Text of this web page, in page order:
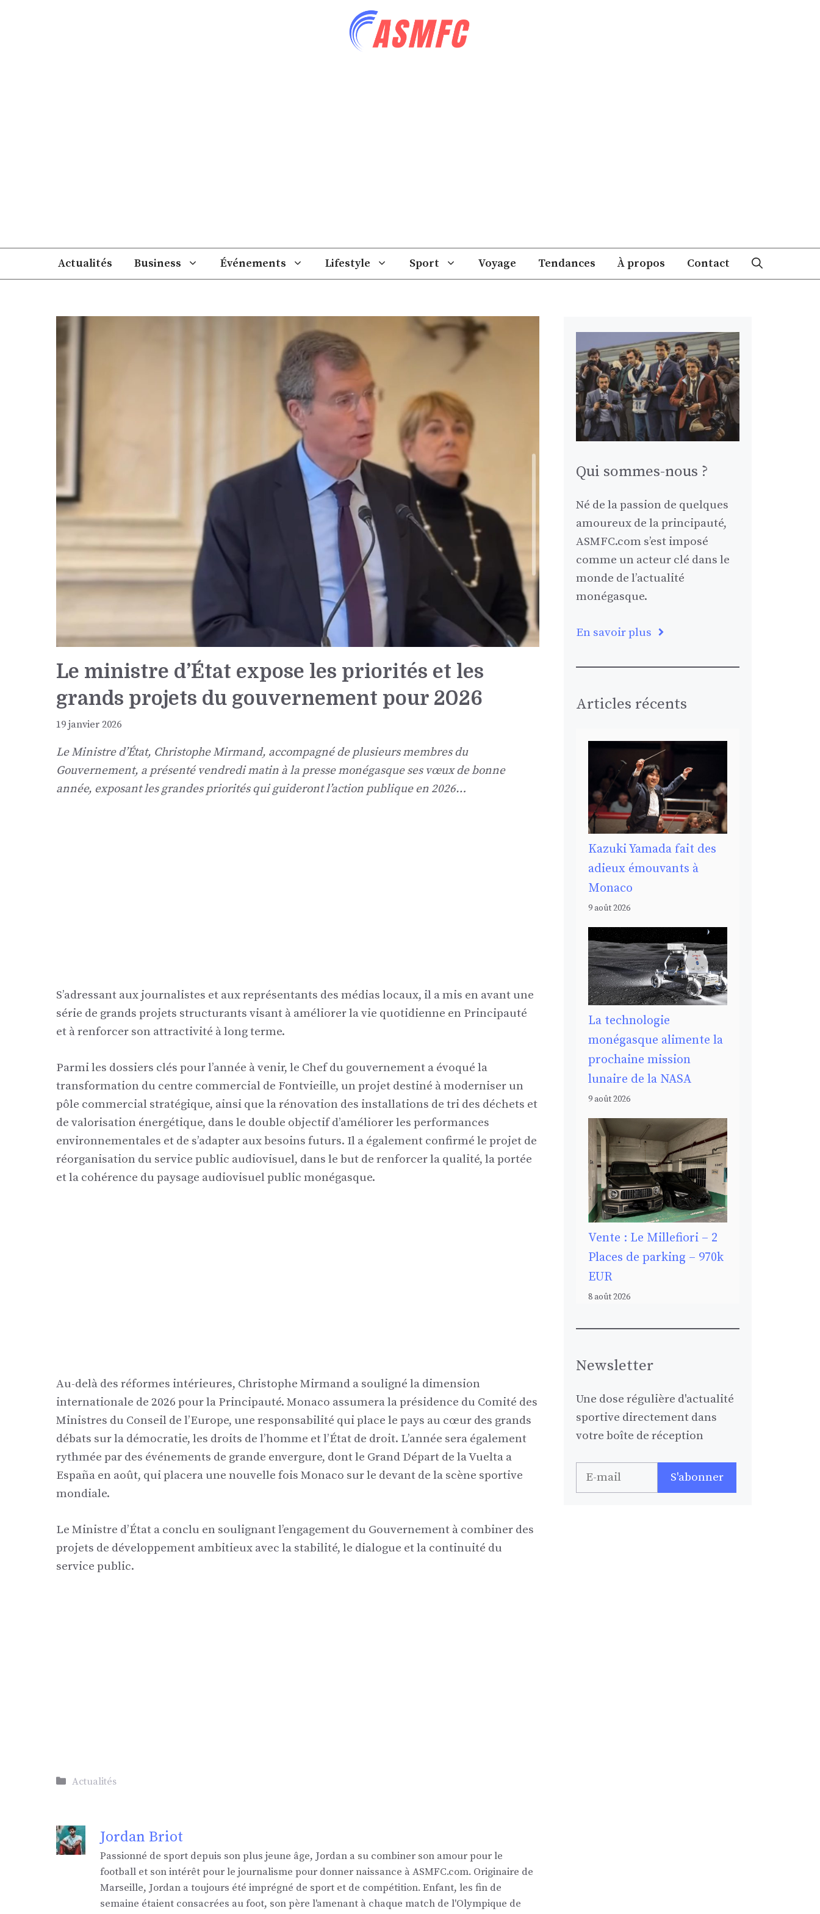
Actualités Business Événements Lifestyle Sport Voyage Tendances À propos Contact
Le ministre d’État expose les priorités et les
grands projets du gouvernement pour 2026
19 janvier 2026
Le Ministre d’État, Christophe Mirmand, accompagné de plusieurs membres du
Gouvernement, a présenté vendredi matin à la presse monégasque ses vœux de bonne
année, exposant les grandes priorités qui guideront l’action publique en 2026…
S’adressant aux journalistes et aux représentants des médias locaux, il a mis en avant une
série de grands projets structurants visant à améliorer la vie quotidienne en Principauté
et à renforcer son attractivité à long terme.
Parmi les dossiers clés pour l’année à venir, le Chef du gouvernement a évoqué la
transformation du centre commercial de Fontvieille, un projet destiné à moderniser un
pôle commercial stratégique, ainsi que la rénovation des installations de tri des déchets et
de valorisation énergétique, dans le double objectif d’améliorer les performances
environnementales et de s’adapter aux besoins futurs. Il a également confirmé le projet de
réorganisation du service public audiovisuel, dans le but de renforcer la qualité, la portée
et la cohérence du paysage audiovisuel public monégasque.
Au-delà des réformes intérieures, Christophe Mirmand a souligné la dimension
internationale de 2026 pour la Principauté. Monaco assumera la présidence du Comité des
Ministres du Conseil de l’Europe, une responsabilité qui place le pays au cœur des grands
débats sur la démocratie, les droits de l’homme et l’État de droit. L’année sera également
rythmée par des événements de grande envergure, dont le Grand Départ de la Vuelta a
España en août, qui placera une nouvelle fois Monaco sur le devant de la scène sportive
mondiale.
Le Ministre d’État a conclu en soulignant l’engagement du Gouvernement à combiner des
projets de développement ambitieux avec la stabilité, le dialogue et la continuité du
service public.
Catégories
Actualités
Jordan Briot
Passionné de sport depuis son plus jeune âge, Jordan a su combiner son amour pour le
football et son intérêt pour le journalisme pour donner naissance à ASMFC.com. Originaire de
Marseille, Jordan a toujours été imprégné de sport et de compétition. Enfant, les fin de
semaine étaient consacrées au foot, son père l'amenant à chaque match de l'Olympique de
Qui sommes-nous ?
Né de la passion de quelques
amoureux de la principauté,
ASMFC.com s’est imposé
comme un acteur clé dans le
monde de l’actualité
monégasque.
En savoir plus
Articles récents
Kazuki Yamada fait des
adieux émouvants à
Monaco
9 août 2026
La technologie
monégasque alimente la
prochaine mission
lunaire de la NASA
9 août 2026
Vente : Le Millefiori – 2
Places de parking – 970k
EUR
8 août 2026
Newsletter
Une dose régulière d'actualité
sportive directement dans
votre boîte de réception